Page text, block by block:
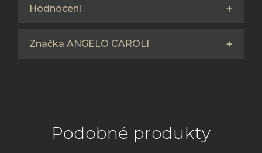
Hodnocení
Značka ANGELO CAROLI
Podobné produkty